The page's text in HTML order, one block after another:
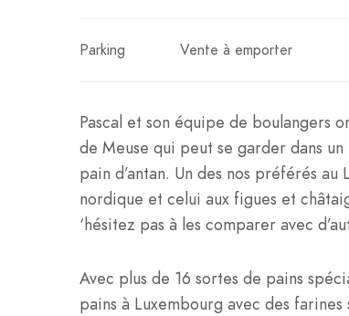
Parking Vente à emporter
Pascal et son équipe de boulangers
de Meuse qui peut se garder dans
pain d’antan. Un des nos préférés
nordique et celui aux figues et
‘hésitez pas à les comparer avec
Avec plus de 16 sortes de pains
pains à Luxembourg avec des